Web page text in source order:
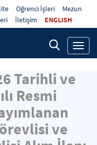
Öğrenci İşleri
Mezun
İletişim ENGLISH
Tarihli ve
Resmi
ve